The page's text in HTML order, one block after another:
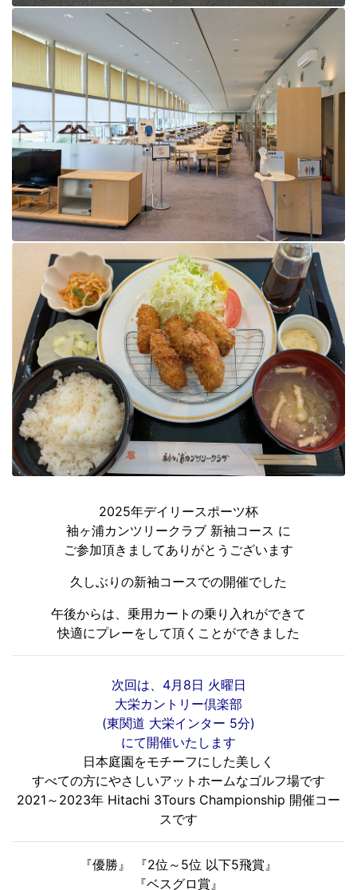
2025年デイリースポーツ杯
袖ヶ浦カンツリークラブ 新袖コース に
ご参加頂きましてありがとうございます
久しぶりの新袖コースでの開催でした
午後からは、乗用カートの乗り入れができて
快適にプレーをして頂くことができました
次回は、4月8日 火曜日
大栄カントリー倶楽部
(東関道 大栄インター 5分)
にて開催いたします
日本庭園をモチーフにした美しく
すべての方にやさしいアットホームなゴルフ場です
2021～2023年 Hitachi 3Tours Championship 開催コー
スです
『優勝』 『2位～5位 以下5飛賞』
『ベスグロ賞』